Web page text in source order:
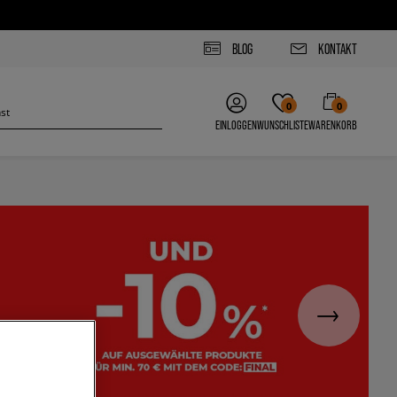
BLOG KONTAKT
EINLOGGEN
0
WUNSCHLISTE
0
WARENKORB